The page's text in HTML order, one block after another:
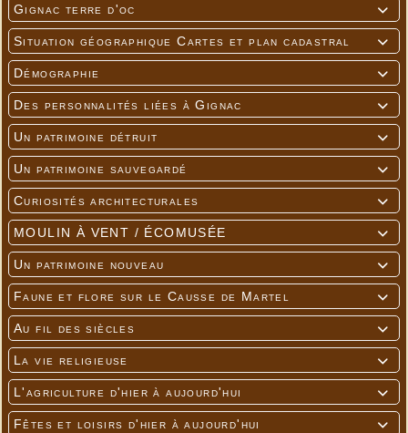

Gignac terre d'oc

Situation géographique Cartes et plan cadastral

Démographie

Des personnalités liées à Gignac

Un patrimoine détruit

Un patrimoine sauvegardé

Curiosités architecturales

MOULIN À VENT / ÉCOMUSÉE

Un patrimoine nouveau

Faune et flore sur le Causse de Martel

Au fil des siècles

La vie religieuse

L'agriculture d'hier à aujourd'hui

Fêtes et loisirs d'hier à aujourd'hui